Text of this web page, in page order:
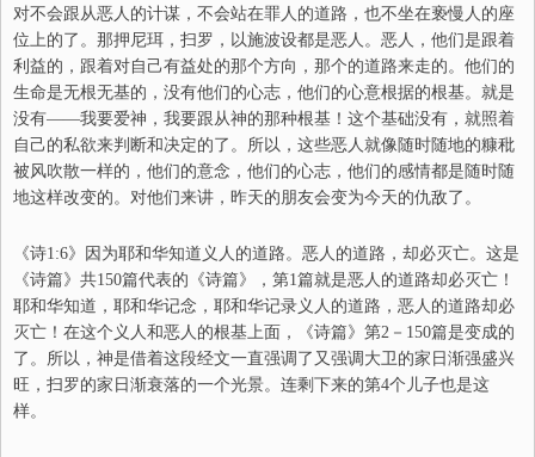
对不会跟从恶人的计谋，不会站在罪人的道路，也不坐在亵慢人的座
位上的了。那押尼珥，扫罗，以施波设都是恶人。恶人，他们是跟着
利益的，跟着对自己有益处的那个方向，那个的道路来走的。他们的
生命是无根无基的，没有他们的心志，他们的心意根据的根基。就是
没有——我要爱神，我要跟从神的那种根基！这个基础没有，就照着
自己的私欲来判断和决定的了。所以，这些恶人就像随时随地的糠秕
被风吹散一样的，他们的意念，他们的心志，他们的感情都是随时随
地这样改变的。对他们来讲，昨天的朋友会变为今天的仇敌了。
《诗1:6》 因为耶和华知道义人的道路。恶人的道路，却必灭亡。 这是
《诗篇》共150篇代表的《诗篇》，第1篇就是恶人的道路却必灭亡！
耶和华知道，耶和华记念，耶和华记录义人的道路，恶人的道路却必
灭亡！在这个义人和恶人的根基上面，《诗篇》第2－150篇是变成的
了。所以，神是借着这段经文一直强调了又强调大卫的家日渐强盛兴
旺，扫罗的家日渐衰落的一个光景。连剩下来的第4个儿子也是这
样。